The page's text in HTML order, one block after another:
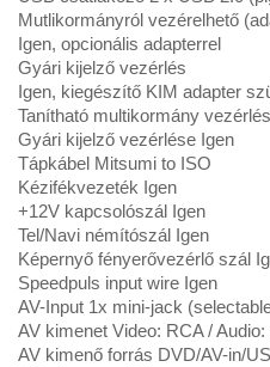
Mutlikormányról vezérelhető
Igen, opcionális adapterrel
Gyári kijelző vezérlés
Igen, kiegészítő KIM adapter
Tanítható multikormány
Gyári kijelző vezérlése Igen
Tápkábel Mitsumi to ISO
Kézifékvezeték Igen
+12V kapcsolószál Igen
Tel/Navi némítószál Igen
Képernyő fényerővezérlő szál
Speedpuls input wire Igen
AV-Input 1x mini-jack
AV kimenet Video: RCA /
AV kimenő forrás DVD/AV-in/